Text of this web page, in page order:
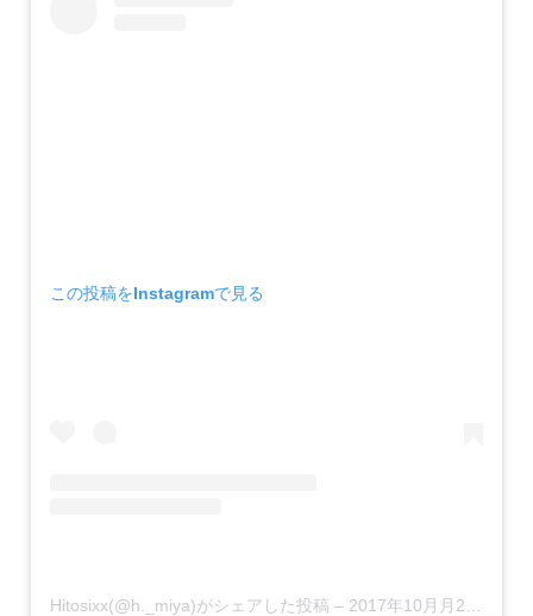
この投稿をInstagramで見る
Hitosixx(@h._miya)がシェアした投稿 – 2017年10月月2日午前5時49分PDT